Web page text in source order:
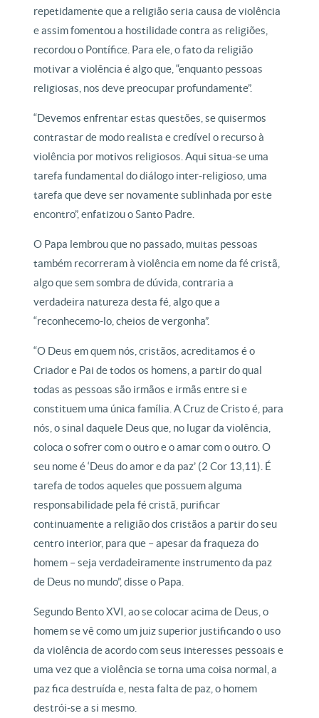
repetidamente que a religião seria causa de violência
e assim fomentou a hostilidade contra as religiões,
recordou o Pontífice. Para ele, o fato da religião
motivar a violência é algo que, “enquanto pessoas
religiosas, nos deve preocupar profundamente”.
“Devemos enfrentar estas questões, se quisermos
contrastar de modo realista e credível o recurso à
violência por motivos religiosos. Aqui situa-se uma
tarefa fundamental do diálogo inter-religioso, uma
tarefa que deve ser novamente sublinhada por este
encontro”, enfatizou o Santo Padre.
O Papa lembrou que no passado, muitas pessoas
também recorreram à violência em nome da fé cristã,
algo que sem sombra de dúvida, contraria a
verdadeira natureza desta fé, algo que a
“reconhecemo-lo, cheios de vergonha”.
“O Deus em quem nós, cristãos, acreditamos é o
Criador e Pai de todos os homens, a partir do qual
todas as pessoas são irmãos e irmãs entre si e
constituem uma única família. A Cruz de Cristo é, para
nós, o sinal daquele Deus que, no lugar da violência,
coloca o sofrer com o outro e o amar com o outro. O
seu nome é ‘Deus do amor e da paz’ (2 Cor 13,11). É
tarefa de todos aqueles que possuem alguma
responsabilidade pela fé cristã, purificar
continuamente a religião dos cristãos a partir do seu
centro interior, para que – apesar da fraqueza do
homem – seja verdadeiramente instrumento da paz
de Deus no mundo”, disse o Papa.
Segundo Bento XVI, ao se colocar acima de Deus, o
homem se vê como um juiz superior justificando o uso
da violência de acordo com seus interesses pessoais e
uma vez que a violência se torna uma coisa normal, a
paz fica destruída e, nesta falta de paz, o homem
destrói-se a si mesmo.